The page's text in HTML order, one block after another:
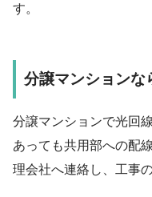
す。
分譲マンションな
分譲マンションで光回
あっても共用部への配
理会社へ連絡し、工事